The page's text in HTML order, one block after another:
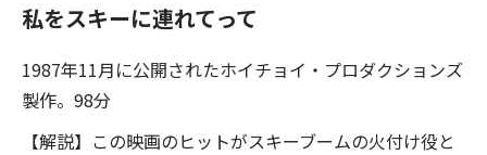
私をスキーに連れてって
1987年11月に公開されたホイチョイ・プロダクションズ
製作。98分
【解説】この映画のヒットがスキーブームの火付け役と